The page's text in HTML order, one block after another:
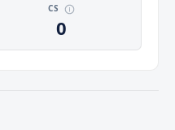
CS
0